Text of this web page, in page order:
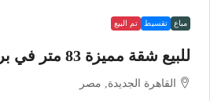
مباع تقسيط تم البيع
للبيع شقة مميزة 83 متر في بريفادو مدينتي
القاهرة الجديدة, مصر